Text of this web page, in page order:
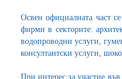
Освен официалната част
фирми в секторите:
водопроводни услуги,
консултантски услуги,
При интерес за участие